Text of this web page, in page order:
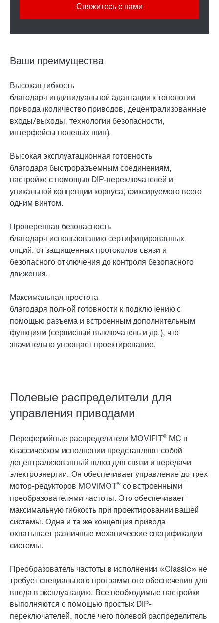
Полевые распределители для
управления приводами
Переферийные распределители MOVIFIT® MC в
классическом исполнении представляют собой
децентрализованный шлюз для связи и передачи
электроэнергии. Он обеспечивает управление до трех
мотор-редукторов MOVIMOT® со встроенными
преобразователями частоты. Это обеспечивает
максимальную гибкость при проектировании вашей
системы. Одна и та же концепция привода
охватывает различные механические спецификации
системы.
Преобразователь частоты в исполнении «Classic» не
требует специального программного обеспечения для
ввода в эксплуатацию. Все необходимые настройки
выполняются с помощью простых DIP-
переключателей, после чего полевой распределитель
Свяжитесь с нами
Ваши преимущества
Высокая гибкость
благодаря индивидуальной адаптации к топологии
привода (количество приводов, децентрализованные
входы/выходы, технологии безопасности,
интерфейсы полевых шин).
Высокая эксплуатационная готовность
благодаря быстроразъемным соединениям,
настройке с помощью DIP-переключателей и
уникальной концепции корпуса, фиксируемого всего
одним винтом.
Проверенная безопасность
благодаря использованию сертифицированных
опций: от защищенных протоколов связи и
безопасного отключения до контроля безопасного
движения.
Максимальная простота
благодаря полной готовности к подключению с
помощью разъема и встроенным дополнительным
функциям (сервисный выключатель и др.), что
значительно упрощает проектирование.